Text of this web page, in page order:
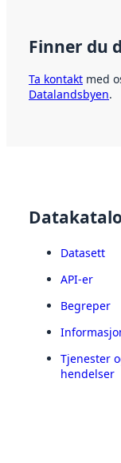
Finner du
Ta kontakt med
Datalandsbyen.
Datasett
API-er
Begreper
Tjenester
hendelser